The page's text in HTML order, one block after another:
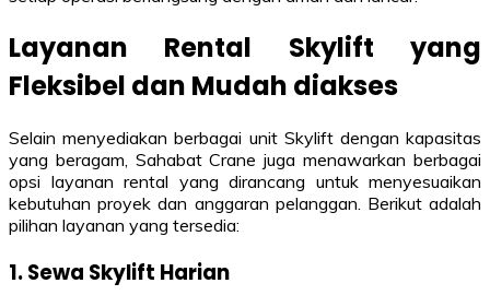
Layanan Rental Skylift yang
Fleksibel dan Mudah diakses
Selain menyediakan berbagai unit Skylift dengan kapasitas
yang beragam, Sahabat Crane juga menawarkan berbagai
opsi layanan rental yang dirancang untuk menyesuaikan
kebutuhan proyek dan anggaran pelanggan. Berikut adalah
pilihan layanan yang tersedia:
1. Sewa Skylift Harian